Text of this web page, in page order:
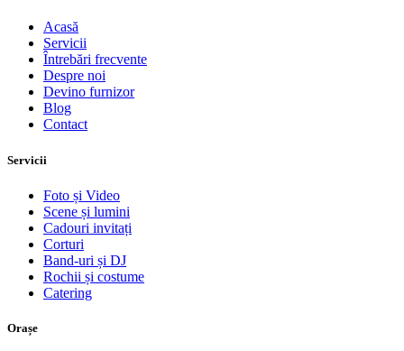
Acasă
Servicii
Întrebări frecvente
Despre noi
Devino furnizor
Blog
Contact
Servicii
Foto și Video
Scene și lumini
Cadouri invitați
Corturi
Band-uri și DJ
Rochii și costume
Catering
Orașe